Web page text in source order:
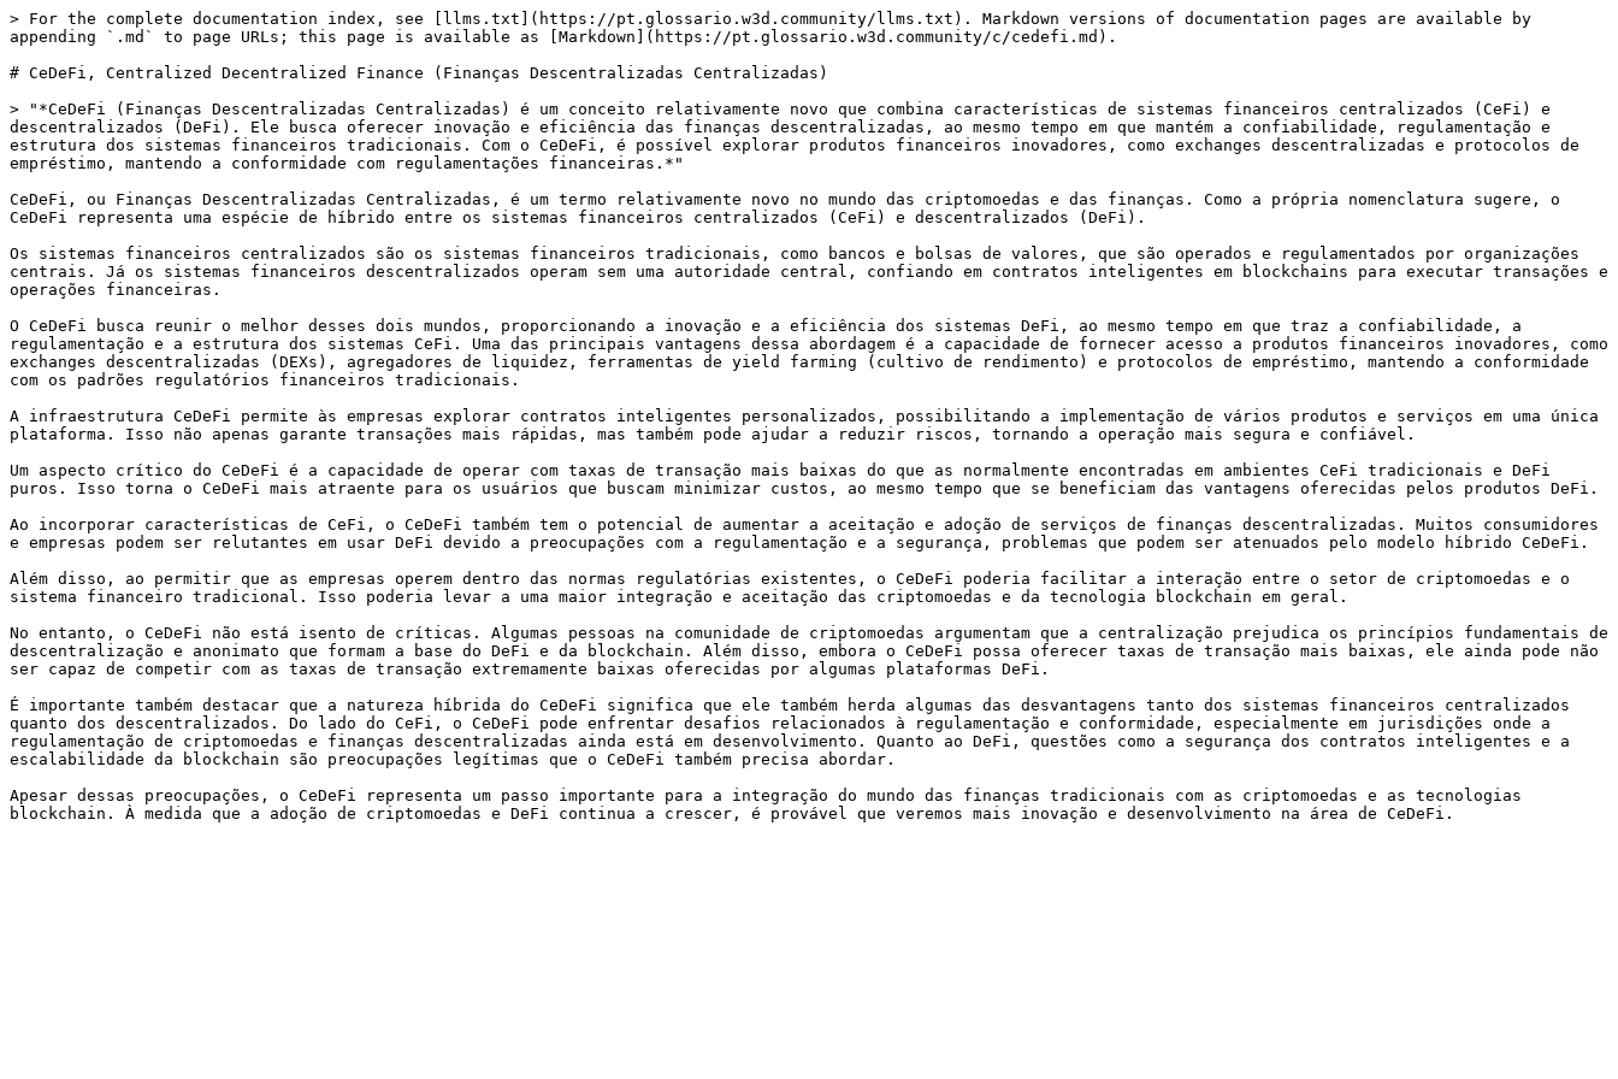
> For the complete documentation index, see [llms.txt](https://pt.glossario.w3d.community/llms.txt). Markdown versions of documentation pages are available by
appending `.md` to page URLs; this page is available as [Markdown](https://pt.glossario.w3d.community/c/cedefi.md).
# CeDeFi, Centralized Decentralized Finance (Finanças Descentralizadas Centralizadas)
> "*CeDeFi (Finanças Descentralizadas Centralizadas) é um conceito relativamente novo que combina características de sistemas financeiros centralizados (CeFi) e
descentralizados (DeFi). Ele busca oferecer inovação e eficiência das finanças descentralizadas, ao mesmo tempo em que mantém a confiabilidade, regulamentação e
estrutura dos sistemas financeiros tradicionais. Com o CeDeFi, é possível explorar produtos financeiros inovadores, como exchanges descentralizadas e protocolos de
empréstimo, mantendo a conformidade com regulamentações financeiras.*"
CeDeFi, ou Finanças Descentralizadas Centralizadas, é um termo relativamente novo no mundo das criptomoedas e das finanças. Como a própria nomenclatura sugere, o
CeDeFi representa uma espécie de híbrido entre os sistemas financeiros centralizados (CeFi) e descentralizados (DeFi).
Os sistemas financeiros centralizados são os sistemas financeiros tradicionais, como bancos e bolsas de valores, que são operados e regulamentados por organizações
centrais. Já os sistemas financeiros descentralizados operam sem uma autoridade central, confiando em contratos inteligentes em blockchains para executar transações e
operações financeiras.
O CeDeFi busca reunir o melhor desses dois mundos, proporcionando a inovação e a eficiência dos sistemas DeFi, ao mesmo tempo em que traz a confiabilidade, a
regulamentação e a estrutura dos sistemas CeFi. Uma das principais vantagens dessa abordagem é a capacidade de fornecer acesso a produtos financeiros inovadores, como
exchanges descentralizadas (DEXs), agregadores de liquidez, ferramentas de yield farming (cultivo de rendimento) e protocolos de empréstimo, mantendo a conformidade
com os padrões regulatórios financeiros tradicionais.
A infraestrutura CeDeFi permite às empresas explorar contratos inteligentes personalizados, possibilitando a implementação de vários produtos e serviços em uma única
plataforma. Isso não apenas garante transações mais rápidas, mas também pode ajudar a reduzir riscos, tornando a operação mais segura e confiável.
Um aspecto crítico do CeDeFi é a capacidade de operar com taxas de transação mais baixas do que as normalmente encontradas em ambientes CeFi tradicionais e DeFi
puros. Isso torna o CeDeFi mais atraente para os usuários que buscam minimizar custos, ao mesmo tempo que se beneficiam das vantagens oferecidas pelos produtos DeFi.
Ao incorporar características de CeFi, o CeDeFi também tem o potencial de aumentar a aceitação e adoção de serviços de finanças descentralizadas. Muitos consumidores
e empresas podem ser relutantes em usar DeFi devido a preocupações com a regulamentação e a segurança, problemas que podem ser atenuados pelo modelo híbrido CeDeFi.
Além disso, ao permitir que as empresas operem dentro das normas regulatórias existentes, o CeDeFi poderia facilitar a interação entre o setor de criptomoedas e o
sistema financeiro tradicional. Isso poderia levar a uma maior integração e aceitação das criptomoedas e da tecnologia blockchain em geral.
No entanto, o CeDeFi não está isento de críticas. Algumas pessoas na comunidade de criptomoedas argumentam que a centralização prejudica os princípios fundamentais de
descentralização e anonimato que formam a base do DeFi e da blockchain. Além disso, embora o CeDeFi possa oferecer taxas de transação mais baixas, ele ainda pode não
ser capaz de competir com as taxas de transação extremamente baixas oferecidas por algumas plataformas DeFi.
É importante também destacar que a natureza híbrida do CeDeFi significa que ele também herda algumas das desvantagens tanto dos sistemas financeiros centralizados
quanto dos descentralizados. Do lado do CeFi, o CeDeFi pode enfrentar desafios relacionados à regulamentação e conformidade, especialmente em jurisdições onde a
regulamentação de criptomoedas e finanças descentralizadas ainda está em desenvolvimento. Quanto ao DeFi, questões como a segurança dos contratos inteligentes e a
escalabilidade da blockchain são preocupações legítimas que o CeDeFi também precisa abordar.
Apesar dessas preocupações, o CeDeFi representa um passo importante para a integração do mundo das finanças tradicionais com as criptomoedas e as tecnologias